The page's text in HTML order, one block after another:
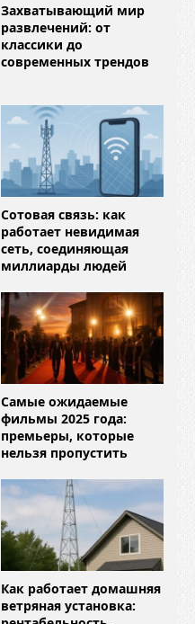
Захватывающий мир
развлечений: от
классики до
современных трендов
Сотовая связь: как
работает невидимая
сеть, соединяющая
миллиарды людей
Самые ожидаемые
фильмы 2025 года:
премьеры, которые
нельзя пропустить
Как работает домашняя
ветряная установка: